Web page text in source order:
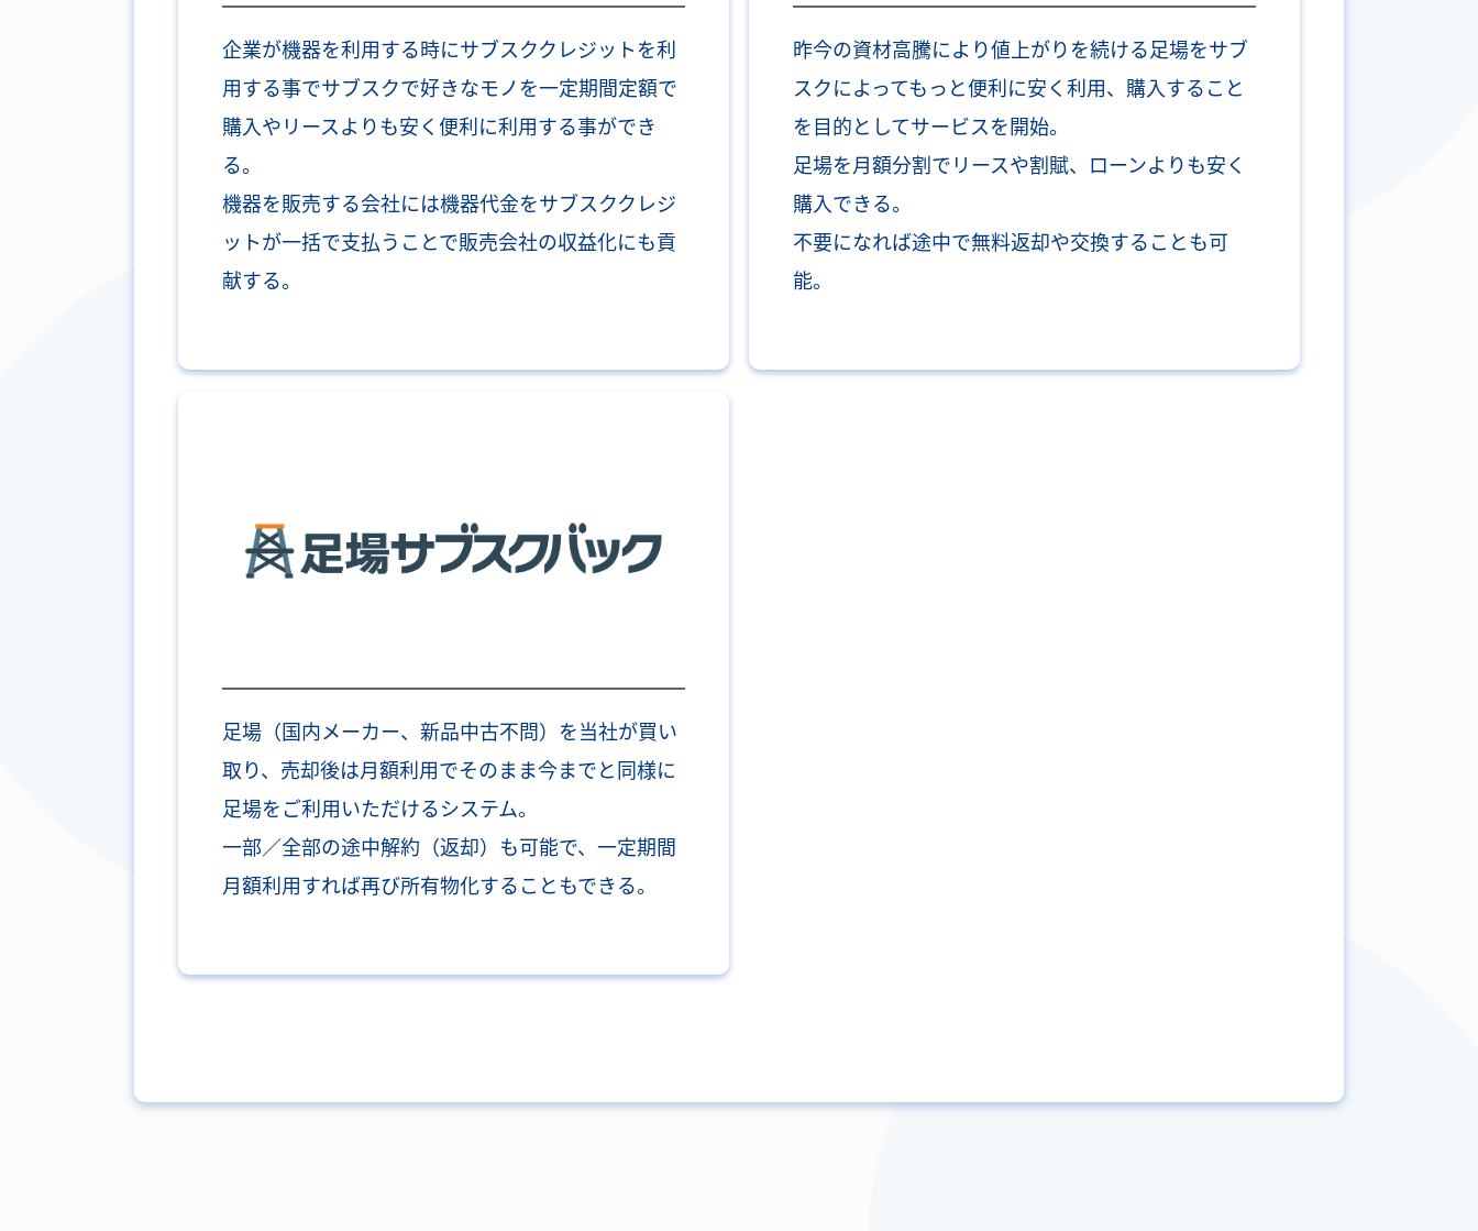
企業が機器を利用する時にサブスククレジットを利
用する事でサブスクで好きなモノを一定期間定額で
購入やリースよりも安く便利に利用する事ができ
る。
機器を販売する会社には機器代金をサブスククレジ
ットが一括で支払うことで販売会社の収益化にも貢
献する。
昨今の資材高騰により値上がりを続ける足場をサブ
スクによってもっと便利に安く利用、購入すること
を目的としてサービスを開始。
足場を月額分割でリースや割賦、ローンよりも安く
購入できる。
不要になれば途中で無料返却や交換することも可
能。
足場（国内メーカー、新品中古不問）を当社が買い
取り、売却後は月額利用でそのまま今までと同様に
足場をご利用いただけるシステム。
一部／全部の途中解約（返却）も可能で、一定期間
月額利用すれば再び所有物化することもできる。